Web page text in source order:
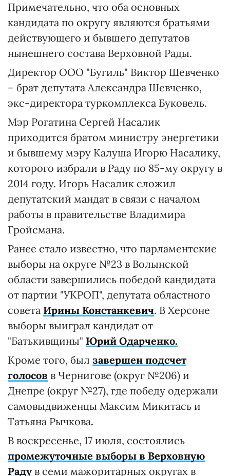
Примечательно, что оба основных
кандидата по округу являются братьями
действующего и бывшего депутатов
нынешнего состава Верховной Рады.
Директор ООО "Бугиль" Виктор Шевченко
– брат депутата Александра Шевченко,
экс-директора туркомплекса Буковель.
Мэр Рогатина Сергей Насалик
приходится братом министру энергетики
и бывшему мэру Калуша Игорю Насалику,
которого избрали в Раду по 85-му округу в
2014 году. Игорь Насалик сложил
депутатский мандат в связи с началом
работы в правительстве Владимира
Гройсмана.
Ранее стало известно, что парламентские
выборы на округе №23 в Волынской
области завершились победой кандидата
от партии "УКРОП", депутата областного
совета Ирины Констанкевич. В Херсоне
выборы выиграл кандидат от
"Батькивщины" Юрий Одарченко.
Кроме того, был завершен подсчет
голосов в Чернигове (округ №206) и
Днепре (округ №27), где победу одержали
самовыдвиженцы Максим Микитась и
Татьяна Рычкова.
В воскресенье, 17 июля, состоялись
промежуточные выборы в Верховную
Раду в семи мажоритарных округах в